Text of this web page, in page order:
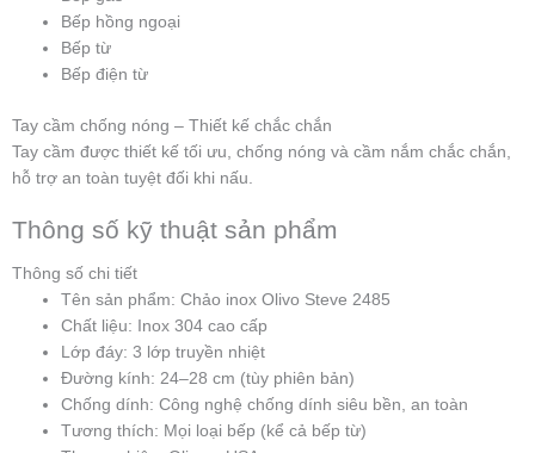
Bếp hồng ngoại
Bếp từ
Bếp điện từ
Tay cầm chống nóng – Thiết kế chắc chắn
Tay cầm được thiết kế tối ưu, chống nóng và cầm nắm chắc chắn,
hỗ trợ an toàn tuyệt đối khi nấu.
Thông số kỹ thuật sản phẩm
Thông số chi tiết
Tên sản phẩm: Chảo inox Olivo Steve 2485
Chất liệu: Inox 304 cao cấp
Lớp đáy: 3 lớp truyền nhiệt
Đường kính: 24–28 cm (tùy phiên bản)
Chống dính: Công nghệ chống dính siêu bền, an toàn
Tương thích: Mọi loại bếp (kể cả bếp từ)